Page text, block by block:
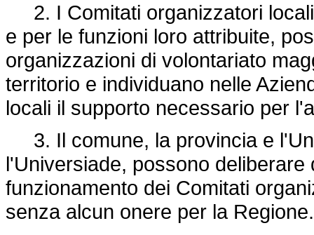
2. I Comitati organizzatori
e per le funzioni loro attribuite,
organizzazioni di volontariato
territorio e individuano nelle
locali il supporto necessario per
3. Il comune, la provincia e
l'Universiade, possono
funzionamento dei Comitati
senza alcun onere per la Regione.